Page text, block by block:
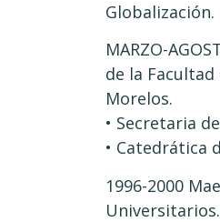
Globalización.
MARZO-
de la
Morelos.
• Secretaria
• Catedrática
1996-2000